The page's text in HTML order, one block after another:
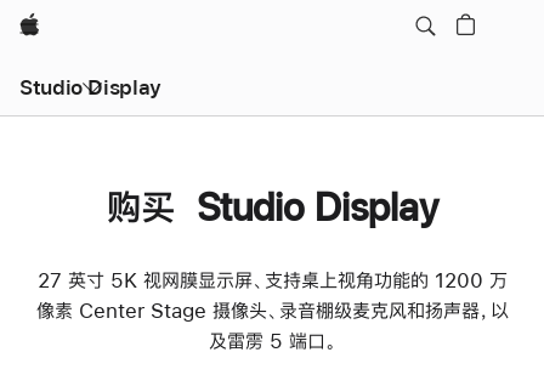
Apple
Studio Display
购买 Studio Display
27 英寸 5K 视网膜显示屏、支持桌上视角功能的 1200 万
像素 Center Stage 摄像头、录音棚级麦克风和扬声器，以
及雷雳 5 端口。